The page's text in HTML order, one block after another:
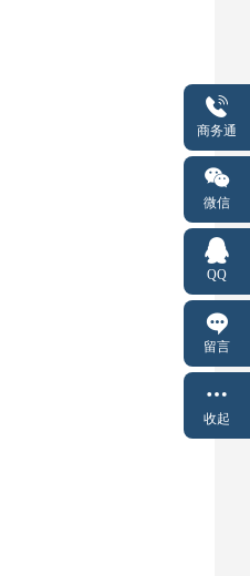
商务通
微信
QQ
留言
收起